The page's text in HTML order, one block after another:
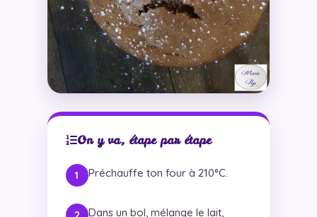
On y va, étape par étape
Préchauffe ton four à 210°C.
Dans un bol, mélange le lait,